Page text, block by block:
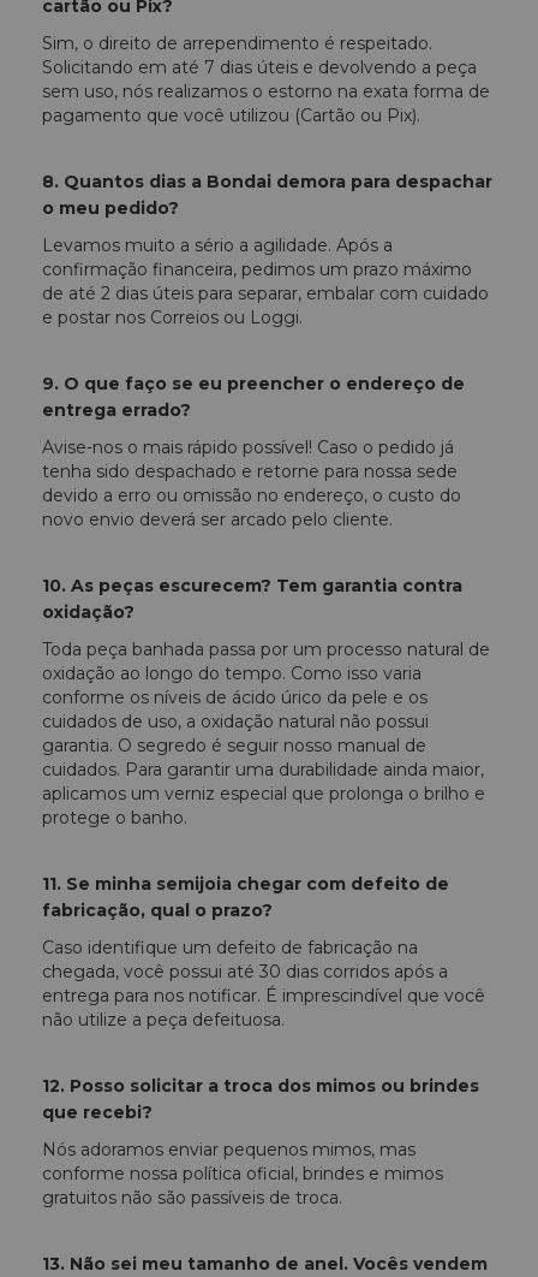
cartão ou Pix?
Sim, o direito de arrependimento é respeitado.
Solicitando em até 7 dias úteis e devolvendo a peça
sem uso, nós realizamos o estorno na exata forma de
pagamento que você utilizou (Cartão ou Pix).
8. Quantos dias a Bondai demora para despachar
o meu pedido?
Levamos muito a sério a agilidade. Após a
confirmação financeira, pedimos um prazo máximo
de até 2 dias úteis para separar, embalar com cuidado
e postar nos Correios ou Loggi.
9. O que faço se eu preencher o endereço de
entrega errado?
Avise-nos o mais rápido possível! Caso o pedido já
tenha sido despachado e retorne para nossa sede
devido a erro ou omissão no endereço, o custo do
novo envio deverá ser arcado pelo cliente.
10. As peças escurecem? Tem garantia contra
oxidação?
Toda peça banhada passa por um processo natural de
oxidação ao longo do tempo. Como isso varia
conforme os níveis de ácido úrico da pele e os
cuidados de uso, a oxidação natural não possui
garantia. O segredo é seguir nosso manual de
cuidados. Para garantir uma durabilidade ainda maior,
aplicamos um verniz especial que prolonga o brilho e
protege o banho.
11. Se minha semijoia chegar com defeito de
fabricação, qual o prazo?
Caso identifique um defeito de fabricação na
chegada, você possui até 30 dias corridos após a
entrega para nos notificar. É imprescindível que você
não utilize a peça defeituosa.
12. Posso solicitar a troca dos mimos ou brindes
que recebi?
Nós adoramos enviar pequenos mimos, mas
conforme nossa política oficial, brindes e mimos
gratuitos não são passíveis de troca.
13. Não sei meu tamanho de anel. Vocês vendem